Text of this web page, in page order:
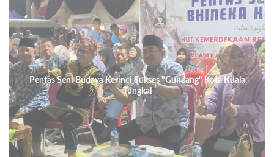
Pentas Seni Budaya Kerinci Sukses "Guncang" Kota Kuala
Tungkal